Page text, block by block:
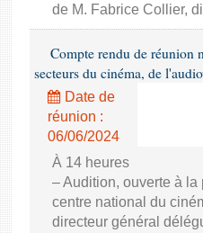
de M. Fabrice Collier,
Compte rendu de réunion
secteurs du cinéma, de
Date de
réunion :
06/06/2024
À 14 heures
– Audition, ouverte à
centre national du
directeur général